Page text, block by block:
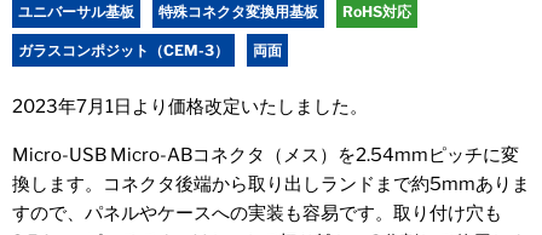
ユニバーサル基板 特殊コネクタ変換用基板 RoHS対応
ガラスコンポジット（CEM-3） 両面
2023年7月1日より価格改定いたしました。
Micro-USB Micro-ABコネクタ（メス）を2.54mmピッチに変
換します。コネクタ後端から取り出しランドまで約5mmありま
すので、パネルやケースへの実装も容易です。取り付け穴も